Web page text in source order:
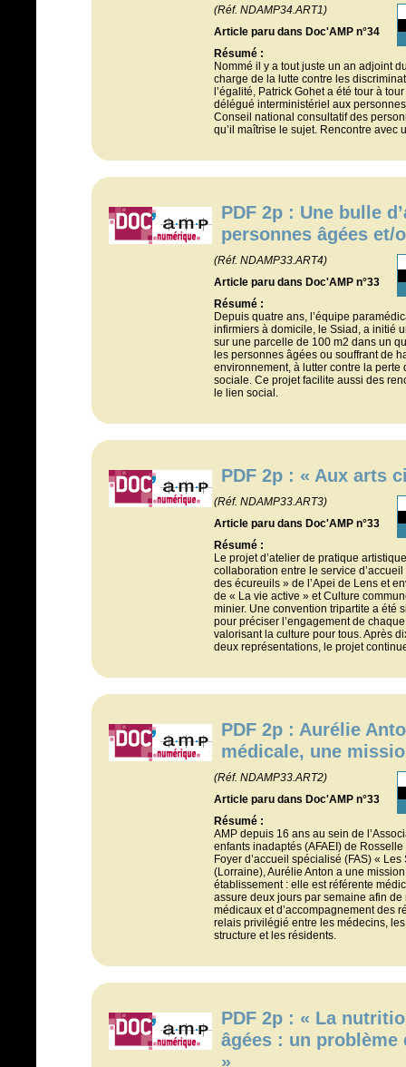
(Réf. NDAMP34.ART1)
Article paru dans Doc'AMP n°34
Résumé :
Nommé il y a tout juste un an adjoint
charge de la lutte contre les
l’égalité, Patrick Gohet a été tour à
délégué interministériel aux
Conseil national consultatif des
qu’il maîtrise le sujet. Rencontre avec
PDF 2p : Une bulle
personnes âgées et/
(Réf. NDAMP33.ART4)
Article paru dans Doc'AMP n°33
Résumé :
Depuis quatre ans, l’équipe
infirmiers à domicile, le Ssiad, a initié
sur une parcelle de 100 m2 dans un
les personnes âgées ou souffrant de
environnement, à lutter contre la perte
sociale. Ce projet facilite aussi des
le lien social.
PDF 2p : « Aux arts
(Réf. NDAMP33.ART3)
Article paru dans Doc'AMP n°33
Résumé :
Le projet d’atelier de pratique
collaboration entre le service
des écureuils » de l’Apei de Lens et
de « La vie active » et Culture
minier. Une convention tripartite a été
pour préciser l’engagement de
valorisant la culture pour tous. Après
deux représentations, le projet
PDF 2p : Aurélie
médicale, une
(Réf. NDAMP33.ART2)
Article paru dans Doc'AMP n°33
Résumé :
AMP depuis 16 ans au sein de
enfants inadaptés (AFAEI) de
Foyer d’accueil spécialisé (FAS) «
(Lorraine), Aurélie Anton a une
établissement : elle est référente
assure deux jours par semaine afin
médicaux et d’accompagnement des
relais privilégié entre les médecins,
structure et les résidents.
PDF 2p : « La
âgées : un problème
»